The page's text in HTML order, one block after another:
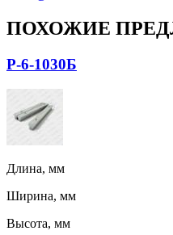
ПОХОЖИЕ
Р-6-1030Б
Длина, мм
Ширина, мм
Высота, мм